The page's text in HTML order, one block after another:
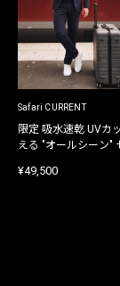
Safari CURRENT
限定 吸水速乾 UVカ
える "オールシーン"
¥49,500